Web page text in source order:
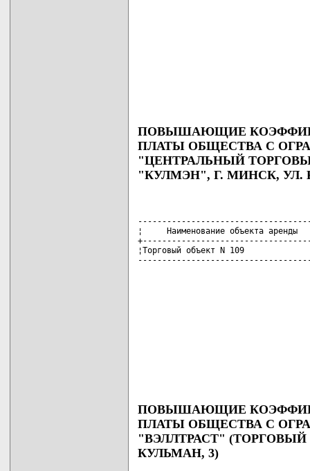
ПОВЫШАЮЩИЕ
ПЛАТЫ ОБЩЕСТВА С
"ЦЕНТРАЛЬНЫЙ
"КУЛМЭН", Г. МИНСК, УЛ.
¦     Наименование объекта
¦Торговый объект N 109
ПОВЫШАЮЩИЕ
ПЛАТЫ ОБЩЕСТВА С
"ВЭЛЛТРАСТ"
КУЛЬМАН, 3)